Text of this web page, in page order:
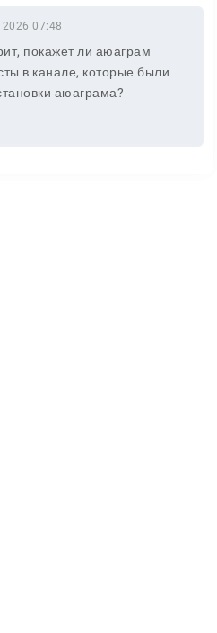
07:48
покажет ли аюаграм
в канале, которые были
аюаграма?